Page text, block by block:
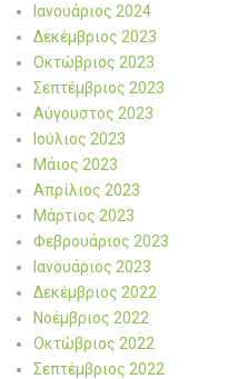
Ιανουάριος 2024
Δεκέμβριος 2023
Οκτώβριος 2023
Σεπτέμβριος 2023
Αύγουστος 2023
Ιούλιος 2023
Μάιος 2023
Απρίλιος 2023
Μάρτιος 2023
Φεβρουάριος 2023
Ιανουάριος 2023
Δεκέμβριος 2022
Νοέμβριος 2022
Οκτώβριος 2022
Σεπτέμβριος 2022